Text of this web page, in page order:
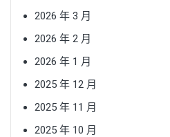
2026 年 3 月
2026 年 2 月
2026 年 1 月
2025 年 12 月
2025 年 11 月
2025 年 10 月